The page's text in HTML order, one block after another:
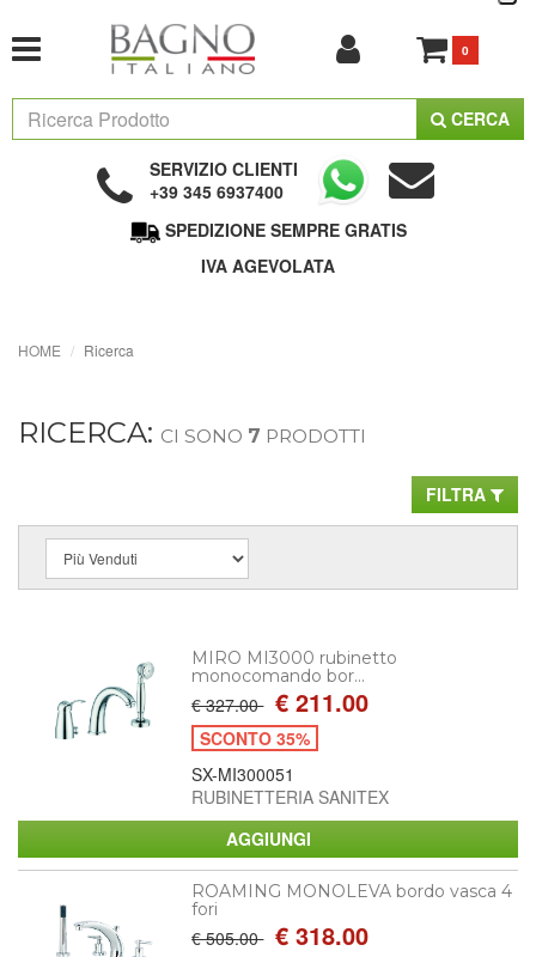
0
CERCA
SERVIZIO CLIENTI
+39 345 6937400
SPEDIZIONE SEMPRE GRATIS
IVA AGEVOLATA
HOME Ricerca
RICERCA: CI SONO 7 PRODOTTI
FILTRA
MIRO MI3000 rubinetto
monocomando bor...
€ 327.00 € 211.00
SCONTO 35%
SX-MI300051
RUBINETTERIA SANITEX
ROAMING MONOLEVA bordo vasca 4
fori
€ 505.00 € 318.00